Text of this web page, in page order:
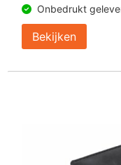
Onbedrukt
Bekijken